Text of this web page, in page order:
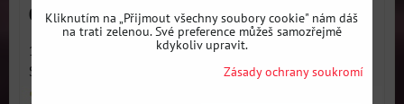
Opel / Vauxhall C (00-06) X01
131962A: Přední rameno - přední silentblok SPORT -
Sportovní...
Kliknutím na „Přijmout všechny soubory cookie" nám dáš
na trati zelenou. Své preference můžeš samozřejmě
kdykoliv upravit.
Zásady ochrany soukromí